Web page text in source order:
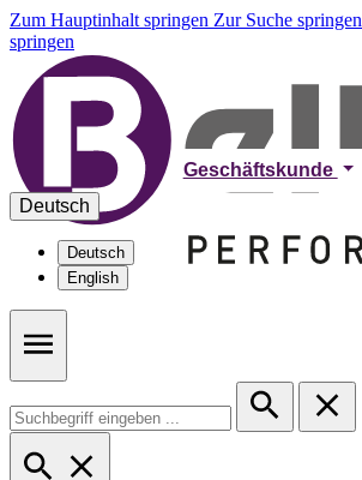
Zum Hauptinhalt springen Zur Suche springen
springen
Geschäftskunde
Deutsch
Deutsch
English